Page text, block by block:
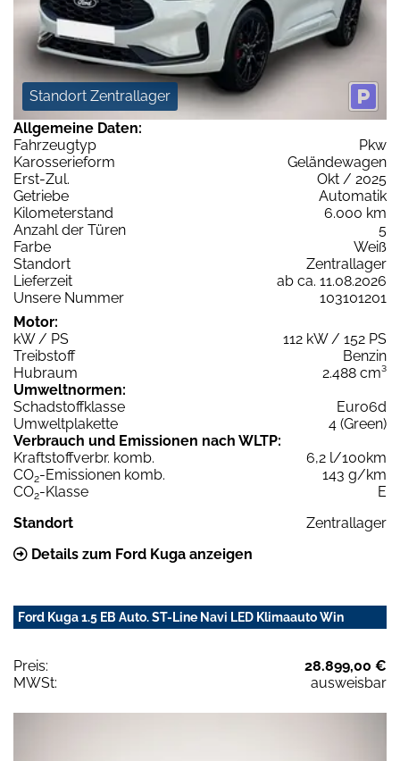
Standort Zentrallager
Allgemeine Daten:
Fahrzeugtyp
Pkw
Karosserieform
Geländewagen
Erst-Zul.
Okt / 2025
Getriebe
Automatik
Kilometerstand
6.000 km
Anzahl der Türen
5
Farbe
Weiß
Standort
Zentrallager
Lieferzeit
ab ca. 11.08.2026
Unsere Nummer
103101201
Motor:
kW / PS
112 kW / 152 PS
Treibstoff
Benzin
Hubraum
2.488 cm³
Umweltnormen:
Schadstoffklasse
Euro6d
Umweltplakette
4 (Green)
Verbrauch und Emissionen nach WLTP:
Kraftstoffverbr. komb.
6,2 l/100km
CO2-Emissionen komb.
143 g/km
CO2-Klasse
E
Standort
Zentrallager
Details zum Ford Kuga anzeigen
Ford Kuga 1.5 EB Auto. ST-Line Navi LED Klimaauto Win
Preis:
28.899,00 €
MWSt:
ausweisbar